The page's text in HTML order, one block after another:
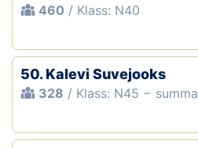
460 / Klass: N40
50. Kalevi Suvejooks
328 / Klass: N45 − summa